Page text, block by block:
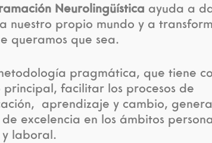
Neurolingüística ayuda a
nuestro propio mundo y a
queramos que sea.
pragmática, que tiene
principal, facilitar los procesos de
aprendizaje y cambio,
excelencia en los ámbitos
laboral.